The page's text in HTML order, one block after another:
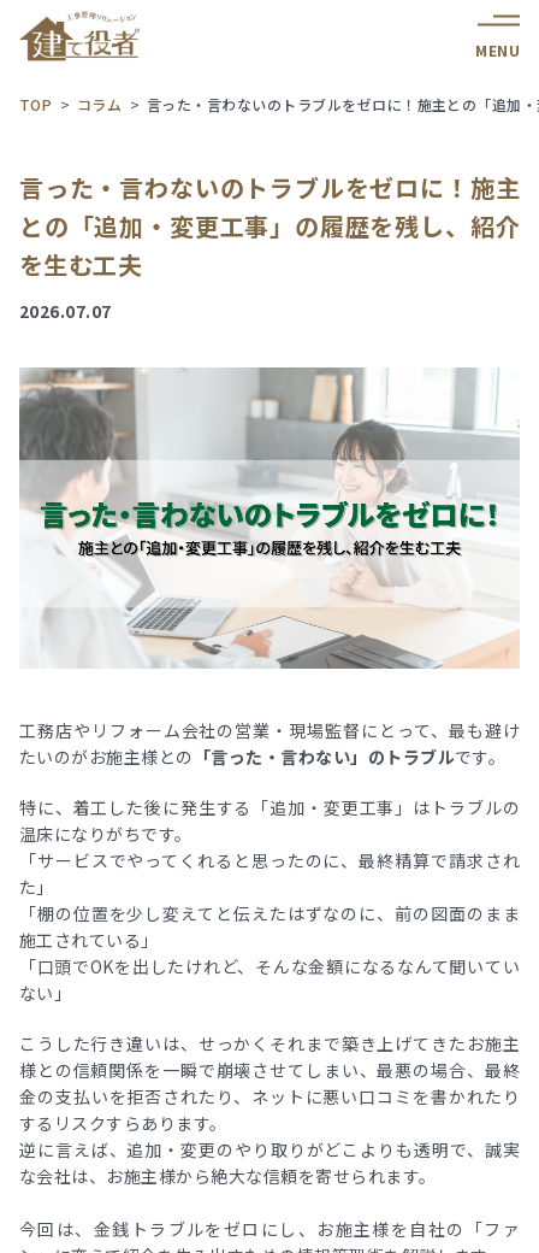
MENU
TOP コラム 言った・言わないのトラブルをゼロに！施主との「追加
言った・言わないのトラブルをゼロに！施主
との「追加・変更工事」の履歴を残し、紹介
を生む工夫
2026.07.07
工務店やリフォーム会社の営業・現場監督にとって、最も避け
たいのがお施主様との 「言った・言わない」のトラブルです。
特に、着工した後に発生する「追加・変更工事」はトラブルの
温床になりがちです。
「サービスでやってくれると思ったのに、最終精算で請求され
た」
「棚の位置を少し変えてと伝えたはずなのに、前の図面のまま
施工されている」
「口頭でOKを出したけれど、そんな金額になるなんて聞いてい
ない」
こうした行き違いは、せっかくそれまで築き上げてきたお施主
様との信頼関係を一瞬で崩壊させてしまい、最悪の場合、最終
金の支払いを拒否されたり、ネットに悪い口コミを書かれたり
するリスクすらあります。
逆に言えば、追加・変更のやり取りがどこよりも透明で、誠実
な会社は、お施主様から絶大な信頼を寄せられます。
今回は、金銭トラブルをゼロにし、お施主様を自社の「ファ